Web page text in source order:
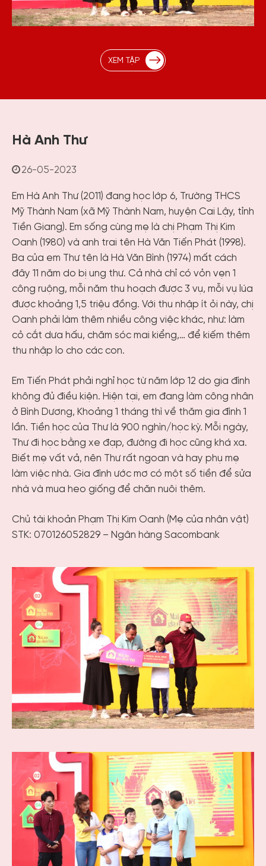
XEM TẬP
Hà Anh Thư
26-05-2023
Em Hà Anh Thư (2011) đang học lớp 6, Trường THCS
Mỹ Thành Nam (xã Mỹ Thành Nam, huyện Cai Lậy, tỉnh
Tiền Giang). Em sống cùng mẹ là chị Phạm Thị Kim
Oanh (1980) và anh trai tên Hà Văn Tiến Phát (1998).
Ba của em Thư tên là Hà Văn Bình (1974) mất cách
đây 11 năm do bị ung thư. Cả nhà chỉ có vỏn vẹn 1
công ruộng, mỗi năm thu hoạch được 3 vụ, mỗi vụ lúa
được khoảng 1,5 triệu đồng. Với thu nhập ít ỏi này, chị
Oanh phải làm thêm nhiều công việc khác, như: làm
cỏ cắt dưa hấu, chăm sóc mai kiểng,… để kiếm thêm
thu nhập lo cho các con.
Em Tiến Phát phải nghỉ học từ năm lớp 12 do gia đình
không đủ điều kiện. Hiện tại, em đang làm công nhân
ở Bình Dương, Khoảng 1 tháng thì về thăm gia đình 1
lần. Tiền học của Thư là 900 nghìn/học kỳ. Mỗi ngày,
Thư đi học bằng xe đạp, đường đi học cũng khá xa.
Biết mẹ vất vả, nên Thư rất ngoan và hay phụ mẹ
làm việc nhà. Gia đình ước mơ có một số tiền để sửa
nhà và mua heo giống để chăn nuôi thêm.
Chủ tài khoản Phạm Thị Kim Oanh (Mẹ của nhân vật)
STK: 070126052829 – Ngân hàng Sacombank